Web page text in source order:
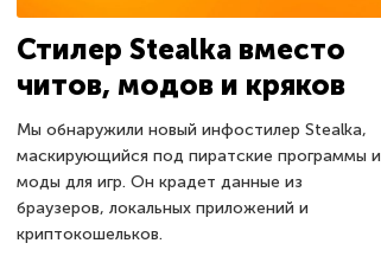
Стилер Stealka вместо
читов, модов и кряков
Мы обнаружили новый инфостилер Stealka,
маскирующийся под пиратские программы и
моды для игр. Он крадет данные из
браузеров, локальных приложений и
криптокошельков.